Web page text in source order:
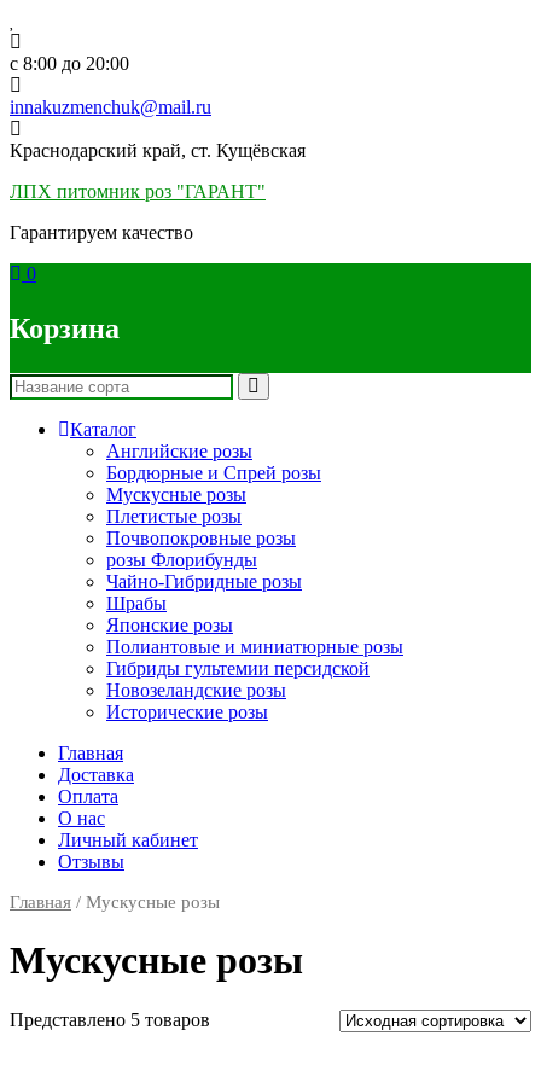
to
content
c 8:00 до 20:00
innakuzmenchuk@mail.ru
Краснодарский край, ст. Кущёвская
ЛПХ питомник роз "ГАРАНТ"
Гарантируем качество
0
Корзина
Каталог
Английские розы
Бордюрные и Спрей розы
Мускусные розы
Плетистые розы
Почвопокровные розы
розы Флорибунды
Чайно-Гибридные розы
Шрабы
Японские розы
Полиантовые и миниатюрные розы
Гибриды гультемии персидской
Новозеландские розы
Исторические розы
Главная
Доставка
Оплата
О нас
Личный кабинет
Отзывы
Главная / Мускусные розы
Мускусные розы
Представлено 5 товаров